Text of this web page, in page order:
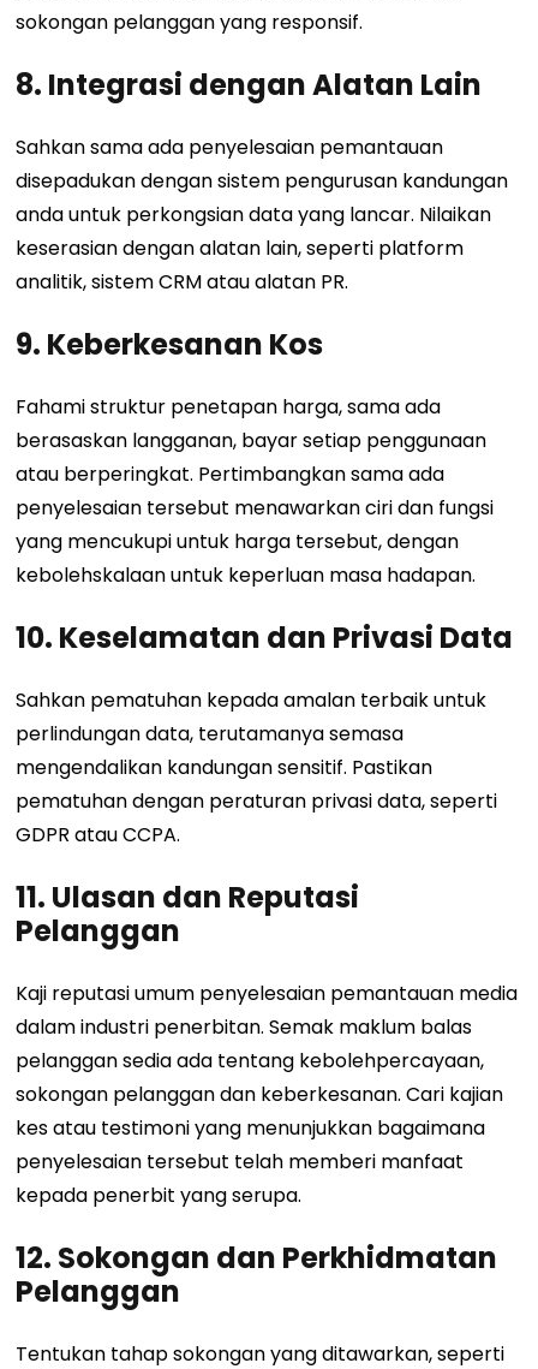
sokongan pelanggan yang responsif.
8. Integrasi dengan Alatan Lain
Sahkan sama ada penyelesaian pemantauan
disepadukan dengan sistem pengurusan kandungan
anda untuk perkongsian data yang lancar. Nilaikan
keserasian dengan alatan lain, seperti platform
analitik, sistem CRM atau alatan PR.
9. Keberkesanan Kos
Fahami struktur penetapan harga, sama ada
berasaskan langganan, bayar setiap penggunaan
atau berperingkat. Pertimbangkan sama ada
penyelesaian tersebut menawarkan ciri dan fungsi
yang mencukupi untuk harga tersebut, dengan
kebolehskalaan untuk keperluan masa hadapan.
10. Keselamatan dan Privasi Data
Sahkan pematuhan kepada amalan terbaik untuk
perlindungan data, terutamanya semasa
mengendalikan kandungan sensitif. Pastikan
pematuhan dengan peraturan privasi data, seperti
GDPR atau CCPA.
11. Ulasan dan Reputasi
Pelanggan
Kaji reputasi umum penyelesaian pemantauan media
dalam industri penerbitan. Semak maklum balas
pelanggan sedia ada tentang kebolehpercayaan,
sokongan pelanggan dan keberkesanan. Cari kajian
kes atau testimoni yang menunjukkan bagaimana
penyelesaian tersebut telah memberi manfaat
kepada penerbit yang serupa.
12. Sokongan dan Perkhidmatan
Pelanggan
Tentukan tahap sokongan yang ditawarkan, seperti